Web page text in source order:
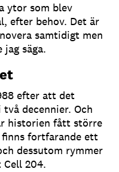
ytor som blev
efter behov. Det är
samtidigt men
säga.
efter att det
decennier. Och
historien fått större
fortfarande ett
dessutom rymmer
204.